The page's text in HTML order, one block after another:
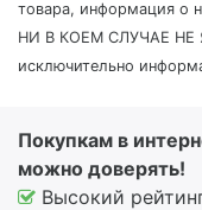
товара, информация о
НИ В КОЕМ СЛУЧАЕ НЕ
исключительно
Покупкам в
можно доверять!
Высокий